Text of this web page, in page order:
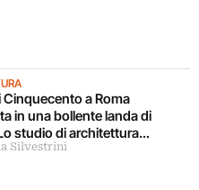
Cinquecento a Roma
in una bollente landa di
studio di architettura
il progetto
Silvestrini